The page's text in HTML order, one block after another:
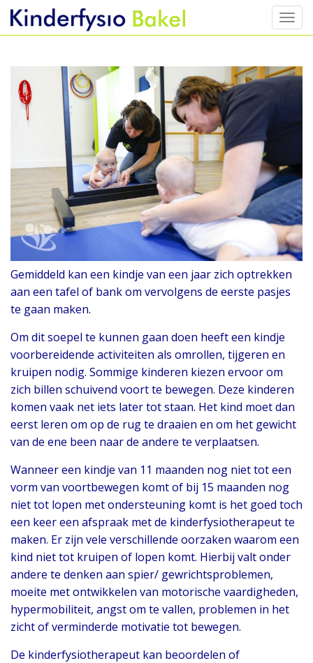
Gemiddeld kan een kindje van een jaar zich optrekken
aan een tafel of bank om vervolgens de eerste pasjes
te gaan maken.
Om dit soepel te kunnen gaan doen heeft een kindje
voorbereidende activiteiten als omrollen, tijgeren en
kruipen nodig. Sommige kinderen kiezen ervoor om
zich billen schuivend voort te bewegen. Deze kinderen
komen vaak net iets later tot staan. Het kind moet dan
eerst leren om op de rug te draaien en om het gewicht
van de ene been naar de andere te verplaatsen.
Wanneer een kindje van 11 maanden nog niet tot een
vorm van voortbewegen komt of bij 15 maanden nog
niet tot lopen met ondersteuning komt is het goed toch
een keer een afspraak met de kinderfysiotherapeut te
maken. Er zijn vele verschillende oorzaken waarom een
kind niet tot kruipen of lopen komt. Hierbij valt onder
andere te denken aan spier/ gewrichtsproblemen,
moeite met ontwikkelen van motorische vaardigheden,
hypermobiliteit, angst om te vallen, problemen in het
zicht of verminderde motivatie tot bewegen.
De kinderfysiotherapeut kan beoordelen of